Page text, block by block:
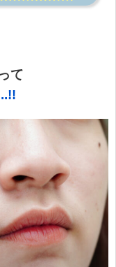
て
..!!